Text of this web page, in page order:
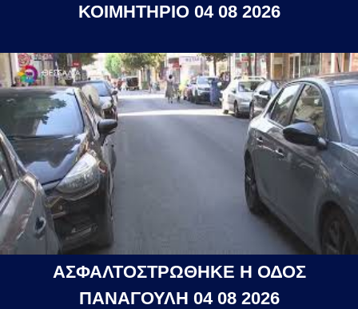
ΚΟΙΜΗΤΗΡΙΟ 04 08 2026
ΑΣΦΑΛΤΟΣΤΡΩΘΗΚΕ Η ΟΔΟΣ
ΠΑΝΑΓΟΥΛΗ 04 08 2026